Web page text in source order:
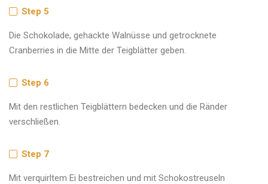
Step 5
Die Schokolade, gehackte Walnüsse und getrocknete
Cranberries in die Mitte der Teigblätter geben.
Step 6
Mit den restlichen Teigblättern bedecken und die Ränder
verschließen.
Step 7
Mit verquirltem Ei bestreichen und mit Schokostreuseln